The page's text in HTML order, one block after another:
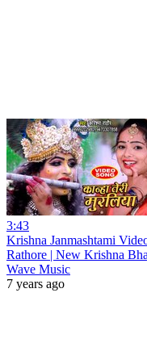
3:43
Krishna Janmashtami
Rathore | New Krishna
Wave Music
7 years ago